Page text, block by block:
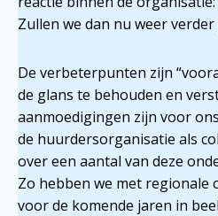
Zullen we dan nu weer verder
De verbeterpunten zijn
de glans te behouden en
aanmoedigingen zijn voor
de huurdersorganisatie als
over een aantal van deze
Zo hebben we met regionale
voor de komende jaren in